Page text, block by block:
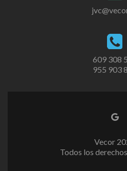
609 308
955 903
Vecor
Todos los